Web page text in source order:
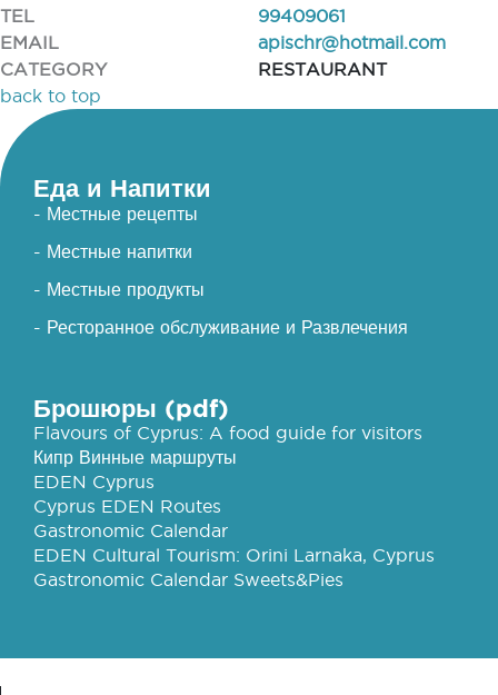
TEL
99409061
EMAIL
apischr@hotmail.com
CATEGORY
RESTAURANT
back to top
Еда и Напитки
- Местные рецепты
- Местные напитки
- Местные продукты
- Ресторанное обслуживание и Развлечения
Брошюры (pdf)
Flavours of Cyprus: A food guide for visitors
Кипр Винные маршруты
EDEN Cyprus
Cyprus EDEN Routes
Gastronomic Calendar
EDEN Cultural Tourism: Orini Larnaka, Cyprus
Gastronomic Calendar Sweets&Pies